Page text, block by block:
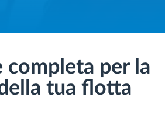
completa per la
tua flotta